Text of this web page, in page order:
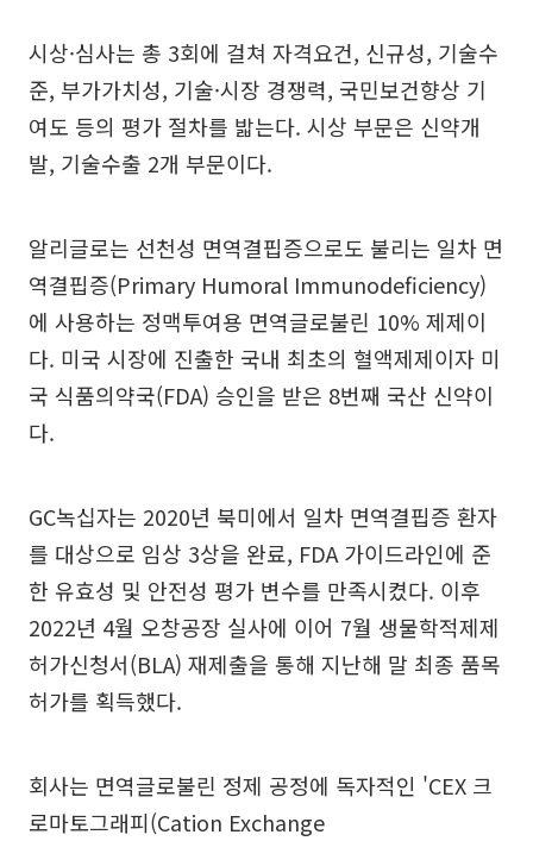
시상·심사는 총 3회에 걸쳐 자격요건, 신규성, 기술수
준, 부가가치성, 기술·시장 경쟁력, 국민보건향상 기
여도 등의 평가 절차를 밟는다. 시상 부문은 신약개
발, 기술수출 2개 부문이다.
알리글로는 선천성 면역결핍증으로도 불리는 일차 면
역결핍증(Primary Humoral Immunodeficiency)
에 사용하는 정맥투여용 면역글로불린 10% 제제이
다. 미국 시장에 진출한 국내 최초의 혈액제제이자 미
국 식품의약국(FDA) 승인을 받은 8번째 국산 신약이
다.
GC녹십자는 2020년 북미에서 일차 면역결핍증 환자
를 대상으로 임상 3상을 완료, FDA 가이드라인에 준
한 유효성 및 안전성 평가 변수를 만족시켰다. 이후
2022년 4월 오창공장 실사에 이어 7월 생물학적제제
허가신청서(BLA) 재제출을 통해 지난해 말 최종 품목
허가를 획득했다.
회사는 면역글로불린 정제 공정에 독자적인 'CEX 크
로마토그래피(Cation Exchange